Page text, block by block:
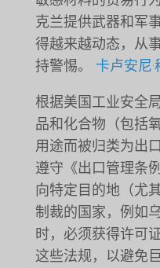
克兰提供武器和军
得越来越动态，从
持警惕。 卡卢安尼
根据美国工业安全
品和化合物（包括
用途而被归类为出
遵守《出口管理条
向特定目的地（尤
制裁的国家，例如
时，必须获得许可
这些法规，以避免